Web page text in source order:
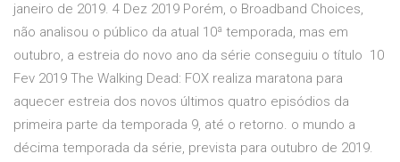
janeiro de 2019. 4 Dez 2019 Porém, o Broadband Choices,
não analisou o público da atual 10ª temporada, mas em
outubro, a estreia do novo ano da série conseguiu o título 10
Fev 2019 The Walking Dead: FOX realiza maratona para
aquecer estreia dos novos últimos quatro episódios da
primeira parte da temporada 9, até o retorno. o mundo a
décima temporada da série, prevista para outubro de 2019.